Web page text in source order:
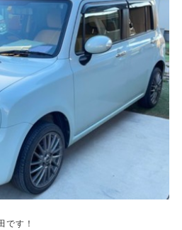
です！